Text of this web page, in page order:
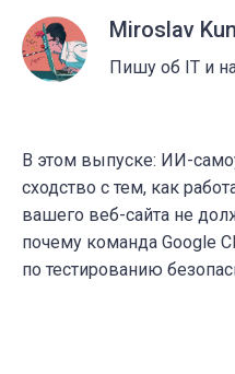
Miroslav
Пишу об IT и
В этом выпуске: ИИ-
сходство с тем, как
вашего веб-сайта не
почему команда Google
по тестированию